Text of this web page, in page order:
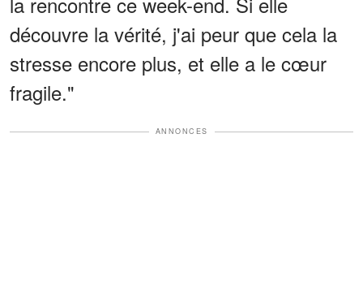
découvre la vérité, j'ai peur que cela la
stresse encore plus, et elle a le cœur
fragile."
ANNONCES